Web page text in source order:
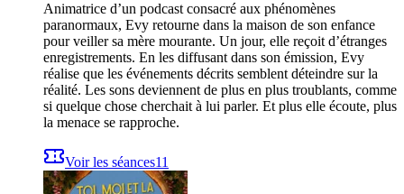
Animatrice d’un podcast consacré aux phénomènes
paranormaux, Evy retourne dans la maison de son enfance
pour veiller sa mère mourante. Un jour, elle reçoit d’étranges
enregistrements. En les diffusant dans son émission, Evy
réalise que les événements décrits semblent déteindre sur la
réalité. Les sons deviennent de plus en plus troublants, comme
si quelque chose cherchait à lui parler. Et plus elle écoute, plus
la menace se rapproche.
Voir les séances11